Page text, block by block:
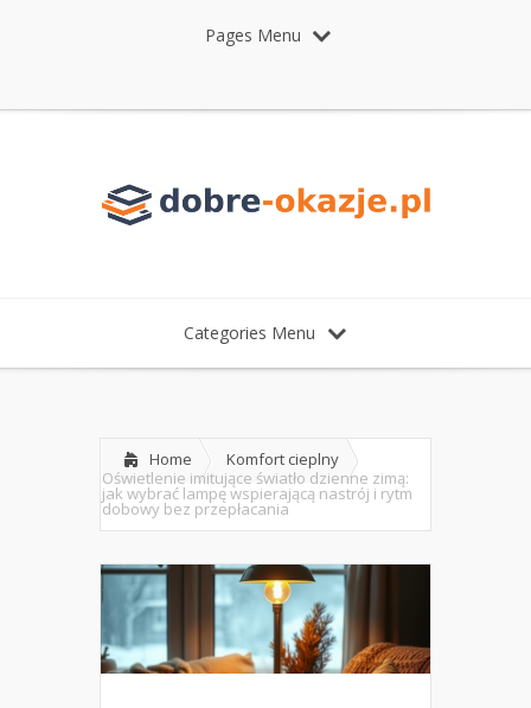
Pages Menu
Categories Menu
Home
Komfort cieplny
Oświetlenie imitujące światło dzienne zimą:
jak wybrać lampę wspierającą nastrój i rytm
dobowy bez przepłacania